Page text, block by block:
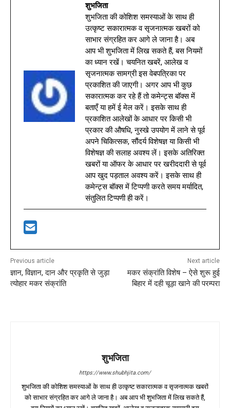
शुभजिता
शुभजिता की कोशिश समस्याओं के साथ ही
उत्कृष्ट सकारात्मक व सृजनात्मक खबरों को
साभार संग्रहित कर आगे ले जाना है। अब
आप भी शुभजिता में लिख सकते हैं, बस नियमों
का ध्यान रखें। चयनित खबरें, आलेख व
सृजनात्मक सामग्री इस वेबपत्रिका पर
प्रकाशित की जाएगी। अगर आप भी कुछ
सकारात्मक कर रहे हैं तो कमेन्ट्स बॉक्स में
बताएँ या हमें ई मेल करें। इसके साथ ही
प्रकाशित आलेखों के आधार पर किसी भी
प्रकार की औषधि, नुस्खे उपयोग में लाने से पूर्व
अपने चिकित्सक, सौंदर्य विशेषज्ञ या किसी भी
विशेषज्ञ की सलाह अवश्य लें। इसके अतिरिक्त
खबरों या ऑफर के आधार पर खरीददारी से पूर्व
आप खुद पड़ताल अवश्य करें। इसके साथ ही
कमेन्ट्स बॉक्स में टिप्पणी करते समय मर्यादित,
संतुलित टिप्पणी ही करें।
Previous article
ज्ञान, विज्ञान, दान और प्रकृति से जुड़ा
त्योहार मकर संक्रांति
Next article
मकर संक्रांति विशेष – ऐसे शुरू हुई
बिहार में दही चूड़ा खाने की परम्परा
शुभजिता
https://www.shubhjita.com/
शुभजिता की कोशिश समस्याओं के साथ ही उत्कृष्ट सकारात्मक व सृजनात्मक खबरों
को साभार संग्रहित कर आगे ले जाना है। अब आप भी शुभजिता में लिख सकते हैं,